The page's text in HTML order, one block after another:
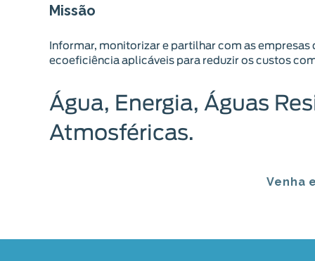
Missão
Informar, monitorizar e partilhar com as
ecoeficiência aplicáveis para reduzir os custos
Água, Energia, Águas
Atmosféricas.
Venha